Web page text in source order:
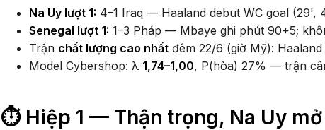
Na Uy lượt 1: 4–1 Iraq — Haaland debut WC goal (29',
Senegal lượt 1: 1–3 Pháp — Mbaye ghi phút 90+5;
Trận chất lượng cao nhất đêm 22/6 (giờ Mỹ):
Model Cybershop: λ 1,74–1,00, P(hòa) 27% — trận
⏱️ Hiệp 1 — Thận trọng, Na Uy